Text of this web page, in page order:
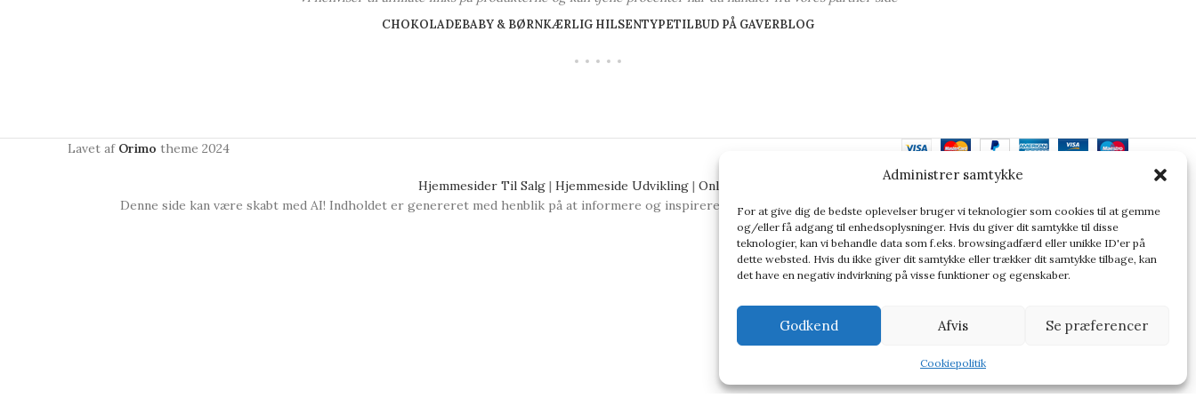
Administrer samtykke
For at give dig de bedste oplevelser bruger vi teknologier som cookies til at gemme
og/eller få adgang til enhedsoplysninger. Hvis du giver dit samtykke til disse
teknologier, kan vi behandle data som f.eks. browsingadfærd eller unikke ID'er på
dette websted. Hvis du ikke giver dit samtykke eller trækker dit samtykke tilbage, kan
det have en negativ indvirkning på visse funktioner og egenskaber.
Godkend Afvis Se præferencer
Cookiepolitik
CHOKOLADEBABY & BØRNKÆRLIG HILSENTYPETILBUD PÅ GAVERBLOG
Lavet af Orimo theme 2024
Hjemmesider Til Salg | Hjemmeside Udvikling | Online Tilbud
Denne side kan være skabt med AI! Indholdet er genereret med henblik på at informere og inspirere, men vi anbefaler altid at dobbelttjekke vigtige oplysninger.